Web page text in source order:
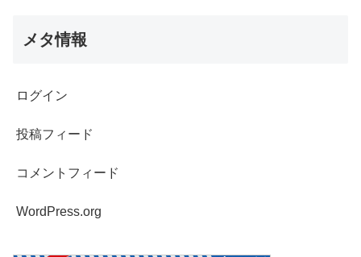
メタ情報
ログイン
投稿フィード
コメントフィード
WordPress.org